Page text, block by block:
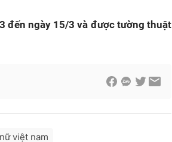
đến ngày 15/3 và được tường thuật
việt nam